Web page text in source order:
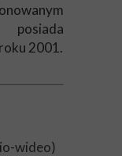
posiada
2001.
wideo)